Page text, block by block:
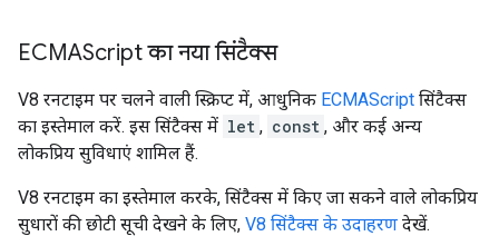
ECMAScript का नया सिंटैक्स
V8 रनटाइम पर चलने वाली स्क्रिप्ट में, आधुनिक ECMAScript सिंटैक्स
का इस्तेमाल करें. इस सिंटैक्स में let , const , और कई अन्य
लोकप्रिय सुविधाएं शामिल हैं.
V8 रनटाइम का इस्तेमाल करके, सिंटैक्स में किए जा सकने वाले लोकप्रिय
सुधारों की छोटी सूची देखने के लिए, V8 सिंटैक्स के उदाहरण देखें.